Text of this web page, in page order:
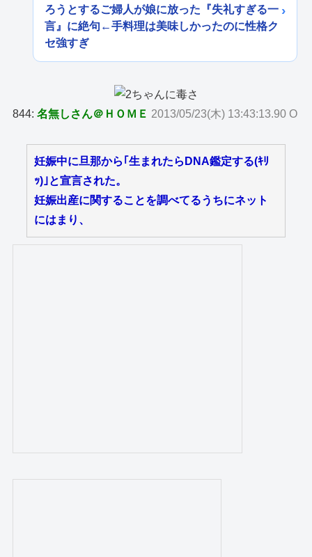
ろうとするご婦人が娘に放った『失礼すぎる一
言』に絶句←手料理は美味しかったのに性格ク
セ強すぎ
844:名無しさん＠ＨＯＭＥ 2013/05/23(木) 13:43:13.90 O
妊娠中に旦那から｢生まれたらDNA鑑定する(ｷﾘ
ｯ)｣と宣言された。
妊娠出産に関することを調べてるうちにネット
にはまり、